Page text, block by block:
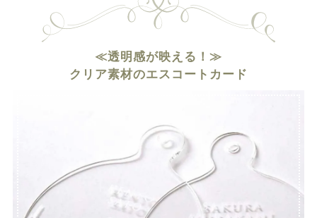
≪透明感が映える！≫
クリア素材のエスコートカード